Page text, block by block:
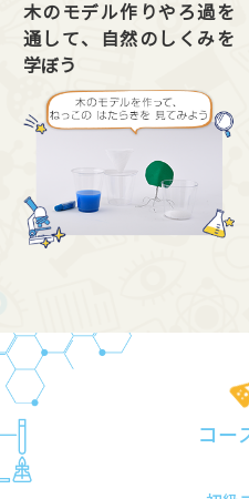
木のモデル作りやろ過を
通して、自然のしくみを
学ぼう
コー